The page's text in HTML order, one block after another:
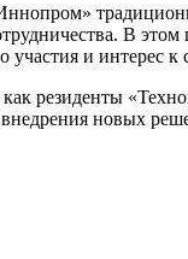
В
участия и интерес
резиденты
новых